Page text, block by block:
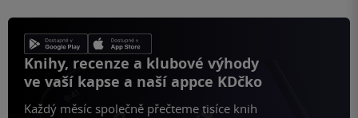
Knihy, recenze a klubové výhody
ve vaší kapse a naší appce KDčko
Každý měsíc společně přečteme tisíce knih